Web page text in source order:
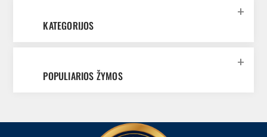
KATEGORIJOS
POPULIARIOS ŽYMOS